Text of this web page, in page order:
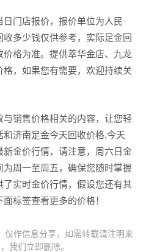
门店报价，报价单位为人民
多少钱仅供参考，实际足金回
格为准。提供萃华金店、九龙
，如果您有需要，欢迎持续关
销售价格相关的内容，让您轻
济南足金今天回收价格,今天
金价行情，请注意，周六日金
周一至周五，确保您随时掌握
实时金价行情，假设您还有其
标签查看更多的价格！
仅作信息分享，如需转载请注明来
我们立即删除。